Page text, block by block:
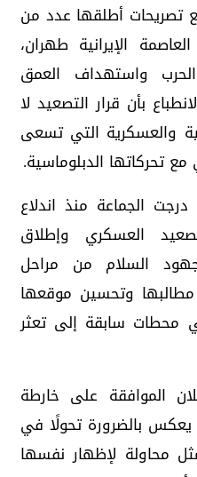
تصريحات أطلقها عدد من
الإيرانية طهران،
واستهداف العمق
بأن قرار التصعيد لا
والعسكرية التي تسعى
مع تحركاتها الدبلوماسية.
الجماعة منذ اندلاع
العسكري وإطلاق
السلام من مراحل
وتحسين موقعها
محطات سابقة إلى تعثر
الموافقة على خارطة
بالضرورة تحولًا في
محاولة لإظهار نفسها